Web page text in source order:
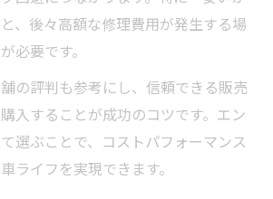
、後々高額な修理費用が発生する場
必要です。
の評判も参考にし、信頼できる販売
入することが成功のコツです。エン
選ぶことで、コストパフォーマンス
ライフを実現できます。